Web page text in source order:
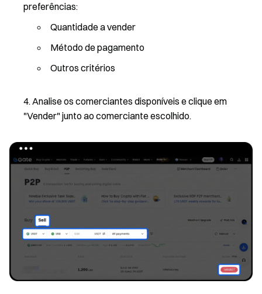
preferências:
Quantidade a vender
Método de pagamento
Outros critérios
Analise os comerciantes disponíveis e clique em
"Vender" junto ao comerciante escolhido.